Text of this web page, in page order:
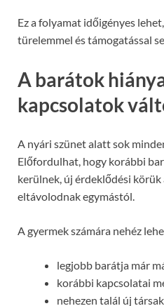
Ez a folyamat időigényes
türelemmel és támogatással
A barátok
kapcsolatok
A nyári szünet alatt sok
Előfordulhat, hogy korábbi
kerülnek, új érdeklődési körük
eltávolodnak egymástól.
A gyermek számára nehéz
legjobb barátja már
korábbi kapcsolatai
nehezen talál új